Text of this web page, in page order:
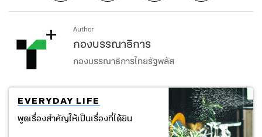
Author
กองบรรณาธิการ
กองบรรณาธิการไทยรัฐพลัส
EVERYDAY LIFE
พูดเรื่องสำคัญให้เป็นเรื่องที่ได้ยิน